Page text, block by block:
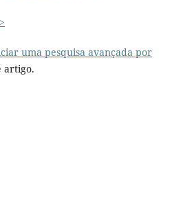
uma pesquisa avançada por
artigo.